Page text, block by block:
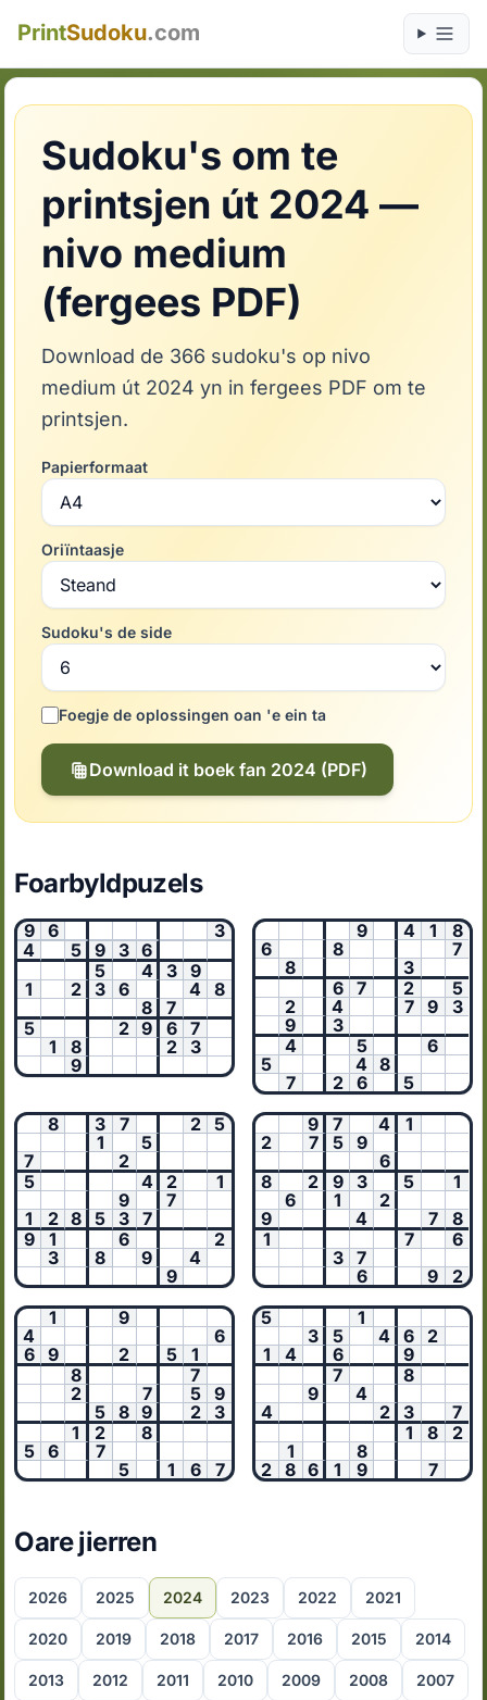
PrintSudoku.com
Sudoku's om te
printsjen út 2024 —
nivo medium
(fergees PDF)
Download de 366 sudoku's op nivo
medium út 2024 yn in fergees PDF om te
printsjen.
Papierformaat
Oriïntaasje
Sudoku's de side
Foegje de oplossingen oan 'e ein ta
Download it boek fan 2024 (PDF)
Foarbyldpuzels
9 6
3
4
5 9 3 6
5
4 3
9
1
2 3 6 4
8
8
7
5
2 9 6
7
1
8 2
3
9
9 4 1
8
6
8
7
8
3
6
7 2
5
2
4 7 9
3
9
3
4
5
6
5
4 8
7
2 6
5
8
3 7 2
5
1
5
7
2
5
4 2
1
9
7
1
2 8 5 3 7
9
1 6
2
3
8 9
4
9
9 7 4
1
2
7 5
9
6
8
2 9 3 5
1
6
1
2
9
4 7
8
1
7
6
3
7
6
9
2
1
9
4
6
6
9 2 5
1
8
7
2
7 5
9
5
8 9 2
3
1
2
8
5
6
7
5
1 6 7
5
1
3
5 4 6
2
1
4 6
9
7
8
9
4
4
2 3
7
1
8
2
1
8
2
8 6 1 9 7
Oare jierren
2026 2025 2024 2023 2022 2021
2020 2019 2018 2017 2016 2015 2014
2013 2012 2011 2010 2009 2008 2007